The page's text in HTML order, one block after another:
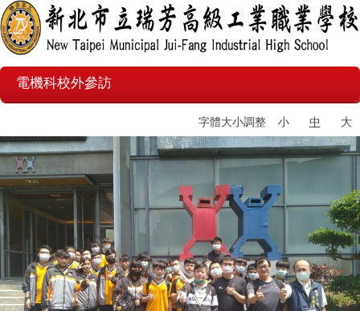
電機科校外參訪
字體大小調整 小 中 大